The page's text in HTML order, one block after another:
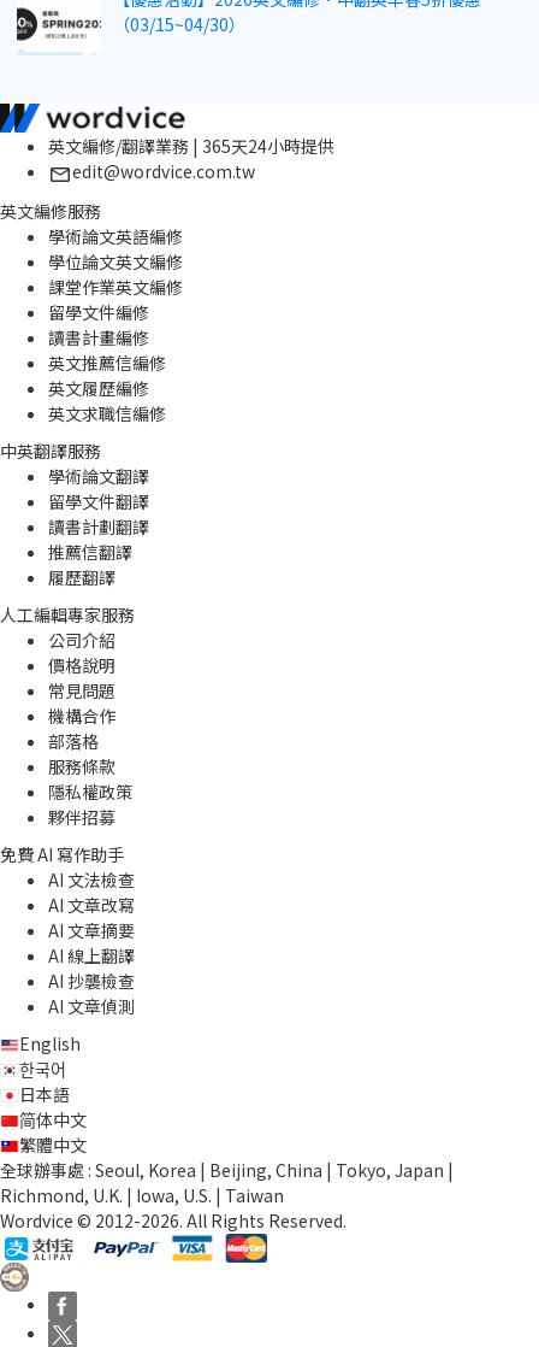
（03/15~04/30）
英文編修/翻譯業務 | 365天24小時提供
edit@wordvice.com.tw
英文編修服務
學術論文英語編修
學位論文英文編修
課堂作業英文編修
留學文件編修
讀書計畫編修
英文推薦信編修
英文履歷編修
英文求職信編修
中英翻譯服務
學術論文翻譯
留學文件翻譯
讀書計劃翻譯
推薦信翻譯
履歷翻譯
人工編輯專家服務
公司介紹
價格說明
常見問題
機構合作
部落格
服務條款
隱私權政策
夥伴招募
免費 AI 寫作助手
AI 文法檢查
AI 文章改寫
AI 文章摘要
AI 線上翻譯
AI 抄襲檢查
AI 文章偵測
English
한국어
日本語
简体中文
繁體中文
全球辦事處 : Seoul, Korea | Beijing, China | Tokyo, Japan |
Richmond, U.K. | Iowa, U.S. | Taiwan
Wordvice © 2012-2026. All Rights Reserved.